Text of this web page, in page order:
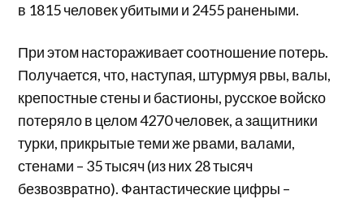
в 1815 человек убитыми и 2455 ранеными.
При этом настораживает соотношение потерь.
Получается, что, наступая, штурмуя рвы, валы,
крепостные стены и бастионы, русское войско
потеряло в целом 4270 человек, а защитники
турки, прикрытые теми же рвами, валами,
стенами – 35 тысяч (из них 28 тысяч
безвозвратно). Фантастические цифры –